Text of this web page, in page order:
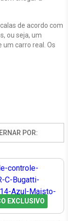
de acordo com
ou seja, um
carro real. Os
POR:
EXCLUSIVO